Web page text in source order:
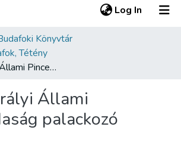
Log In (current)
Könyvtár
Tétény
Magyar Királyi Állami Pincegazdaság palackozó helyiség
Állami
palackozó